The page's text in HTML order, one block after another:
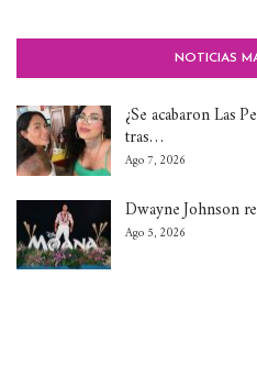
NOTICIAS
¿Se acabaron Las
tras…
Ago 7, 2026
Dwayne Johnson
Ago 5, 2026